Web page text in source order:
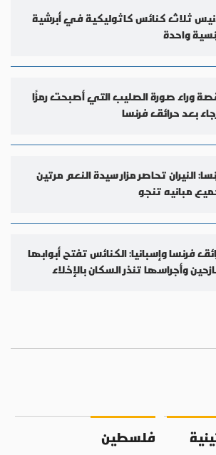
ثلاث كنائس كاثوليكية في أبرشية
واحدة
وراء صورة الصليب التي أصبحت رمزًا
بعد حرائق فرنسا
النيران تحاصر مزار سيدة النعم مرتين
مبانيه تنجو
فرنسا وإسبانيا: الكنائس تفتح أبوابها
وأجراسها تنذر السكان بالإخلاء
فلسطين